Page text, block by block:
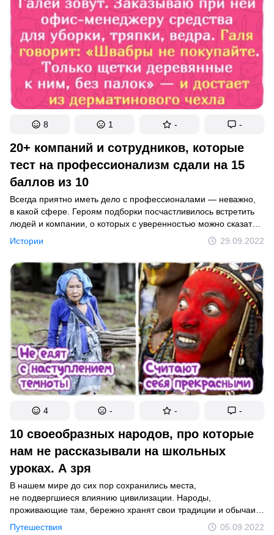
20+ компаний и сотрудников, которые
тест на профессионализм сдали на 15
баллов из 10
Истории 29.09.2022
Всегда приятно иметь дело с профессионалами — неважно,
в какой сфере. Героям подборки посчастливилось встретить
людей и компании, о которых с уверенностью можно сказать,
что отзывчивость и репутация для них не просто слова,
а кредо по жизни.
8 1 - -
10 своеобразных народов, про которые
нам не рассказывали на школьных
уроках. А зря
Путешествия 05.09.2022
В нашем мире до сих пор сохранились места,
не подвергшиеся влиянию цивилизации. Народы,
проживающие там, бережно хранят свои традиции и обычаи,
соблюдают негласные правила и запреты и живут по законам,
4 - - -